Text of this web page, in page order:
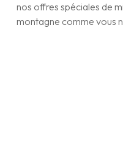
nos offres spéciales de
montagne comme vous